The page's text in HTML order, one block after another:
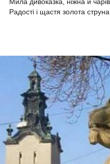
Радості і щастя золота